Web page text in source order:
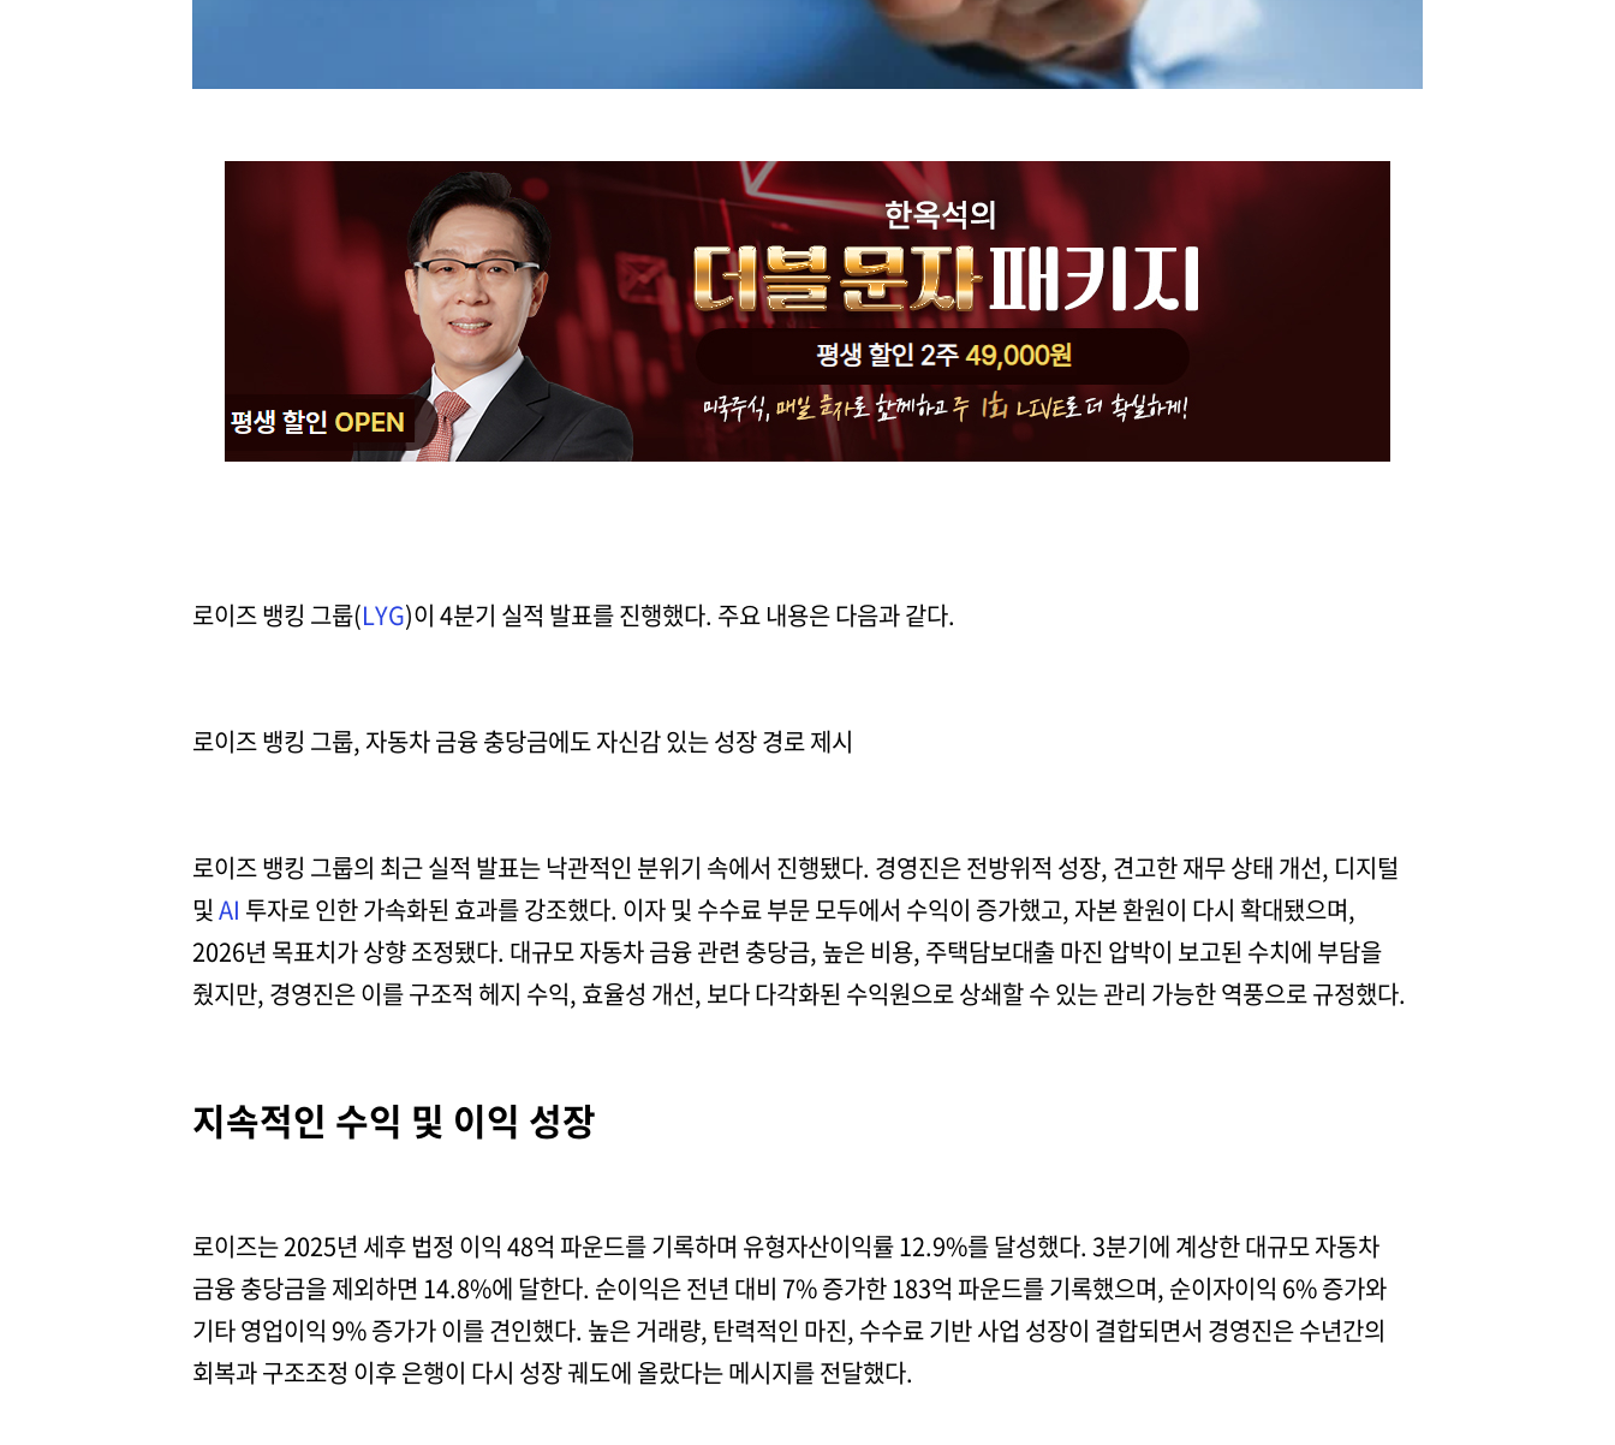
로이즈 뱅킹 그룹(LYG)이 4분기 실적 발표를 진행했다. 주요 내용은 다음과 같다.
로이즈 뱅킹 그룹, 자동차 금융 충당금에도 자신감 있는 성장 경로 제시
로이즈 뱅킹 그룹의 최근 실적 발표는 낙관적인 분위기 속에서 진행됐다. 경영진은 전방위적 성장, 견고한 재무 상태 개선, 디지털
및AI 투자로 인한 가속화된 효과를 강조했다. 이자 및 수수료 부문 모두에서 수익이 증가했고, 자본 환원이 다시 확대됐으며,
2026년 목표치가 상향 조정됐다. 대규모 자동차 금융 관련 충당금, 높은 비용, 주택담보대출 마진 압박이 보고된 수치에 부담을
줬지만, 경영진은 이를 구조적 헤지 수익, 효율성 개선, 보다 다각화된 수익원으로 상쇄할 수 있는 관리 가능한 역풍으로 규정했다.
지속적인 수익 및 이익 성장
로이즈는 2025년 세후 법정 이익 48억 파운드를 기록하며 유형자산이익률 12.9%를 달성했다. 3분기에 계상한 대규모 자동차
금융 충당금을 제외하면 14.8%에 달한다. 순이익은 전년 대비 7% 증가한 183억 파운드를 기록했으며, 순이자이익 6% 증가와
기타 영업이익 9% 증가가 이를 견인했다. 높은 거래량, 탄력적인 마진, 수수료 기반 사업 성장이 결합되면서 경영진은 수년간의
회복과 구조조정 이후 은행이 다시 성장 궤도에 올랐다는 메시지를 전달했다.